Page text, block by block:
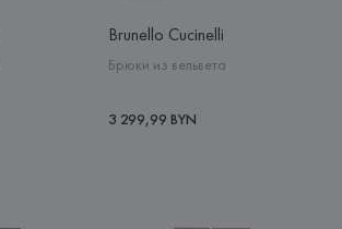
Brunello Cucinelli
Брюки из вельвета
3 299,99 BYN